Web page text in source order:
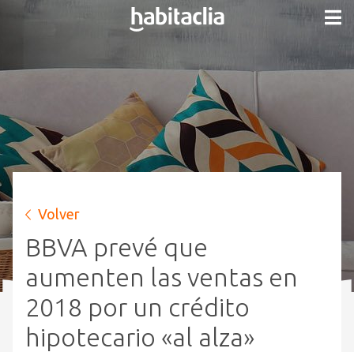
Volver
BBVA prevé que
aumenten las ventas en
2018 por un crédito
hipotecario «al alza»